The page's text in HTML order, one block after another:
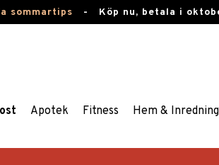
sommartips - Köp nu, betala i
Apotek Fitness Hem & Inredning